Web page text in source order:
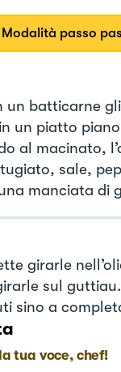
Modalità passo
un batticarne
un piatto
al macinato,
sale,
manciata di
girarle
sul
sino a
tua voce, chef!